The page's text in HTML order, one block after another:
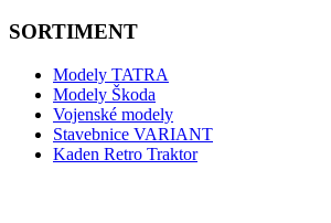
SORTIMENT
Modely TATRA
Modely Škoda
Vojenské modely
Stavebnice VARIANT
Kaden Retro Traktor